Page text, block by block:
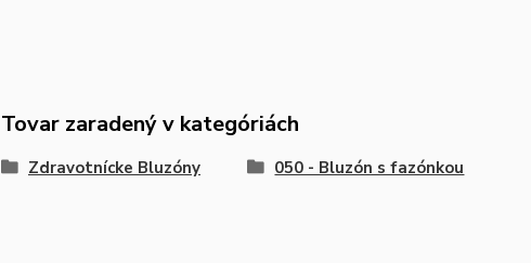
Tovar zaradený v kategóriách
Zdravotnícke Bluzóny 050 - Bluzón s fazónkou